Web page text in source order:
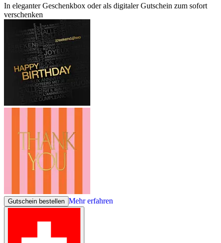
In eleganter Geschenkbox oder als digitaler Gutschein zum sofort
verschenken
Gutschein bestellen Mehr erfahren